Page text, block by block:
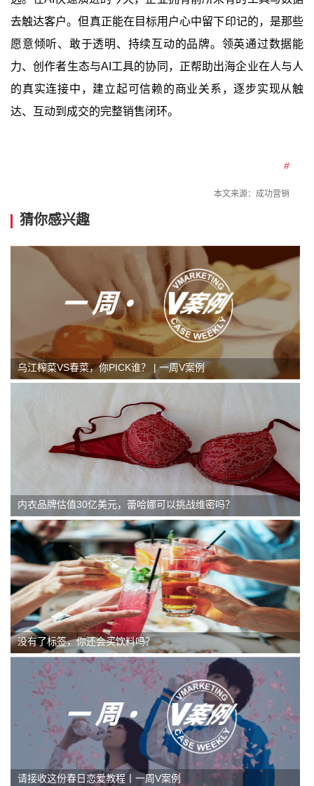
去触达客户。但真正能在目标用户心中留下印记的，是那些
愿意倾听、敢于透明、持续互动的品牌。领英通过数据能
力、创作者生态与AI工具的协同，正帮助出海企业在人与人
的真实连接中，建立起可信赖的商业关系，逐步实现从触
达、互动到成交的完整销售闭环。
#
本文来源： 成功营销
猜你感兴趣
乌江榨菜VS春菜，你PICK谁？ | 一周V案例
内衣品牌估值30亿美元，蕾哈娜可以挑战维密吗？
没有了标签，你还会买饮料吗？
请接收这份春日恋爱教程丨一周V案例